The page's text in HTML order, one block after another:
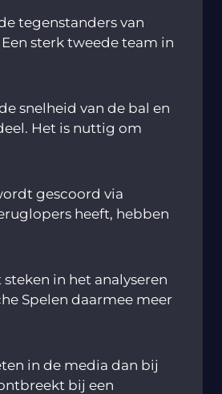
tegenstanders van
sterk tweede team in
snelheid van de bal en
Het is nuttig om
gescoord via
heeft, hebben
in het analyseren
Spelen daarmee meer
in de media dan bij
bij een